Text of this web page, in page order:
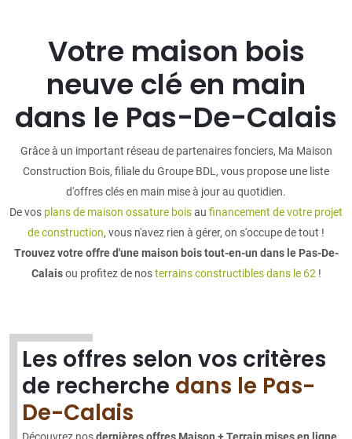
Votre maison bois
neuve clé en main
dans le Pas-De-Calais
Grâce à un important réseau de partenaires fonciers, Ma Maison
Construction Bois, filiale du Groupe BDL, vous propose une liste
d'offres clés en main mise à jour au quotidien.
De vos plans de maison ossature boisau financement de votre projet
de construction, vous n'avez rien à gérer, on s'occupe de tout !
Trouvez votre offre d'une maison bois tout-en-un dans le Pas-De-
Calaisou profitez de nosterrains constructibles dans le 62!
Les offres selon vos critères
de recherche dans le Pas-
De-Calais